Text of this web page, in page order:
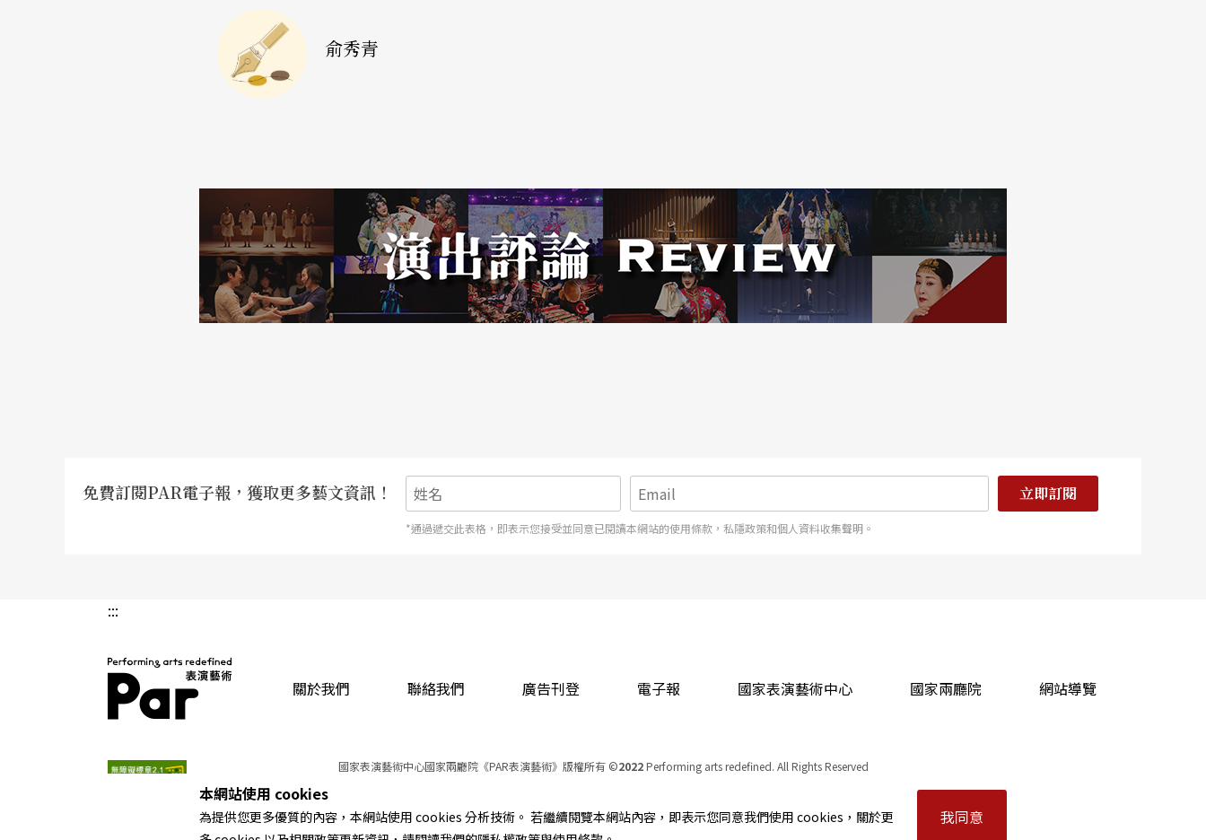
奏。此作沒有大型舞台設計，僅有一架專業攝影機與多把黑椅，演出中攝影師推著大機器在舞台
上移動著，攝影師近距離的拍攝舞者的臉或局部身體，同步放映在舞台中央的小螢幕上。在昏暗
的燈光下，舞者們陸續進場，多半各做各的動作，呈現多焦點的混雜畫面。舞者們邊說邊跳，台
等怪聲，動作偏向扭曲、神經質，經常激烈地跳至精疲力盡。
令人聯想到政治時事的舞台場景
全場給人混亂吵雜的感受；多位舞者同時進行各自的獨舞或小群舞，對話聲夾帶音量頗高與過繁
品，影射著污穢的靈魂！這個突如其來的段落，和前面沒有清楚的關連性，雖然台上發生的事件
正當精采，但卻懸而未決地留下伏筆就結束了！
《解作》（2003）推出之際，正是他與劇院紛爭浮上檯面時刻，所以許多德國媒體臆測或乾脆明
白寫道，此作影射了他私人工作生涯的危機及國際間滿目瘡痍的戰火，因為當時美、英聯合部隊
在未經聯合國授權下對伊拉克開戰。雖然佛塞澄清這支舞毫無半點政治火藥味，純粹是攸關愛情
種種，但舞終的大圓桌，直接讓人聯想起德國現代舞表現主義先驅庫特．尤斯（Kurt Jooss）之
來瓜分世界的陰謀。
佛塞的舞作向來給觀眾的感受是：動作漂亮精確、線條清晰俐落、技巧性極高；早期運用了大量
俞秀青
免費訂閱PAR電子報，獲取更多藝文資訊！ 立即訂閱
*通過遞交此表格，即表示您接受並同意已閱讀本網站的使用條款，私隱政策和個人資料收集聲明。
:::
關於我們 聯絡我們 廣告刊登 電子報 國家表演藝術中心 國家兩廳院 網站導覽
國家表演藝術中心國家兩廳院《PAR表演藝術》版權所有©2022Performing arts redefined. All Rights Reserved
本站所提供相關演出資訊，如有異動應以主辦單位公告為準。
服務條款 ｜ 隱私權聲明
本網站使用 cookies
為提供您更多優質的內容，本網站使用 cookies 分析技術。 若繼續閱覽本網站內容，即表示您同意我們使用 cookies，關於更
我同意